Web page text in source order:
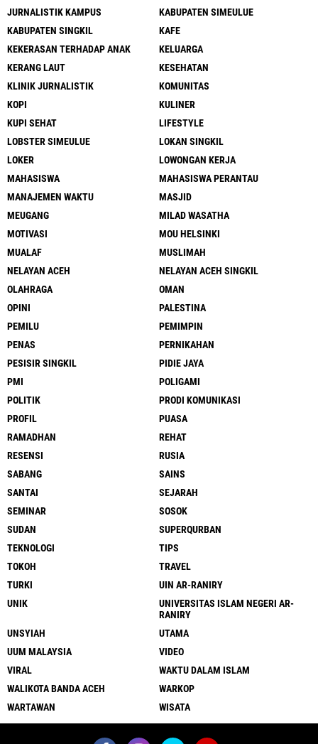
JURNALISTIK KAMPUS
KABUPATEN SIMEULUE
KABUPATEN SINGKIL
KAFE
KEKERASAN TERHADAP ANAK
KELUARGA
KERANG LAUT
KESEHATAN
KLINIK JURNALISTIK
KOMUNITAS
KOPI
KULINER
KUPI SEHAT
LIFESTYLE
LOBSTER SIMEULUE
LOKAN SINGKIL
LOKER
LOWONGAN KERJA
MAHASISWA
MAHASISWA PERANTAU
MANAJEMEN WAKTU
MASJID
MEUGANG
MILAD WASATHA
MOTIVASI
MOU HELSINKI
MUALAF
MUSLIMAH
NELAYAN ACEH
NELAYAN ACEH SINGKIL
OLAHRAGA
OMAN
OPINI
PALESTINA
PEMILU
PEMIMPIN
PENAS
PERNIKAHAN
PESISIR SINGKIL
PIDIE JAYA
PMI
POLIGAMI
POLITIK
PRODI KOMUNIKASI
PROFIL
PUASA
RAMADHAN
REHAT
RESENSI
RUSIA
SABANG
SAINS
SANTAI
SEJARAH
SEMINAR
SOSOK
SUDAN
SUPERQURBAN
TEKNOLOGI
TIPS
TOKOH
TRAVEL
TURKI
UIN AR-RANIRY
UNIK
UNIVERSITAS ISLAM NEGERI AR-
RANIRY
UNSYIAH
UTAMA
UUM MALAYSIA
VIDEO
VIRAL
WAKTU DALAM ISLAM
WALIKOTA BANDA ACEH
WARKOP
WARTAWAN
WISATA